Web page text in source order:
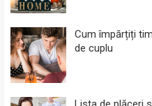
Cum împărțiți
de cuplu